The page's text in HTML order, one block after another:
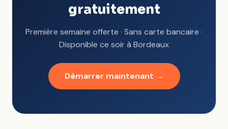
gratuitement
Première semaine offerte · Sans carte bancaire ·
Disponible ce soir à Bordeaux
Démarrer maintenant →